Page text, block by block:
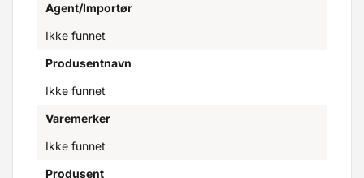
Agent/Importør
Ikke funnet
Produsentnavn
Ikke funnet
Varemerker
Ikke funnet
Produsent